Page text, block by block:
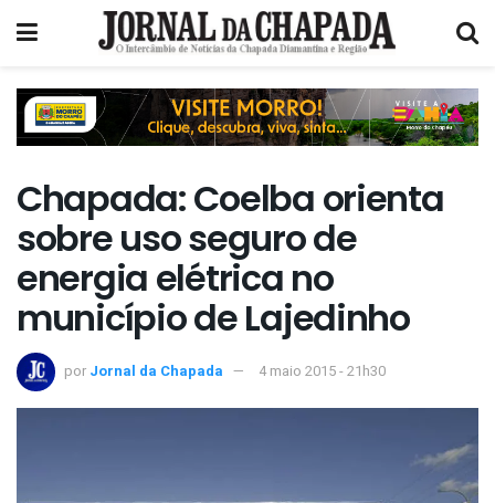
Chapada: Coelba orienta
sobre uso seguro de
energia elétrica no
município de Lajedinho
por Jornal da Chapada 4 maio 2015 - 21h30